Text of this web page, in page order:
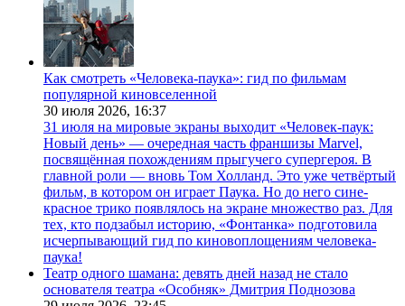
Как смотреть «Человека-паука»: гид по фильмам
популярной киновселенной
30 июля 2026, 16:37
31 июля на мировые экраны выходит «Человек-паук:
Новый день» — очередная часть франшизы Marvel,
посвящённая похождениям прыгучего супергероя. В
главной роли — вновь Том Холланд. Это уже четвёртый
фильм, в котором он играет Паука. Но до него сине-
красное трико появлялось на экране множество раз. Для
тех, кто подзабыл историю, «Фонтанка» подготовила
исчерпывающий гид по киновоплощениям человека-
паука!
Театр одного шамана: девять дней назад не стало
основателя театра «Особняк» Дмитрия Поднозова